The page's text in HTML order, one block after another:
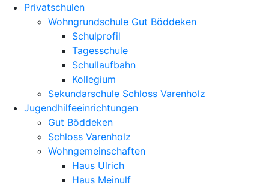
Privatschulen
Wohngrundschule Gut Böddeken
Schulprofil
Tagesschule
Schullaufbahn
Kollegium
Sekundarschule Schloss Varenholz
Jugendhilfeeinrichtungen
Gut Böddeken
Schloss Varenholz
Wohngemeinschaften
Haus Ulrich
Haus Meinulf